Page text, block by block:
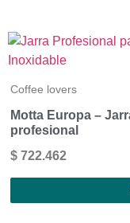
Coffee lovers
Motta Europa –
profesional
$ 722.462